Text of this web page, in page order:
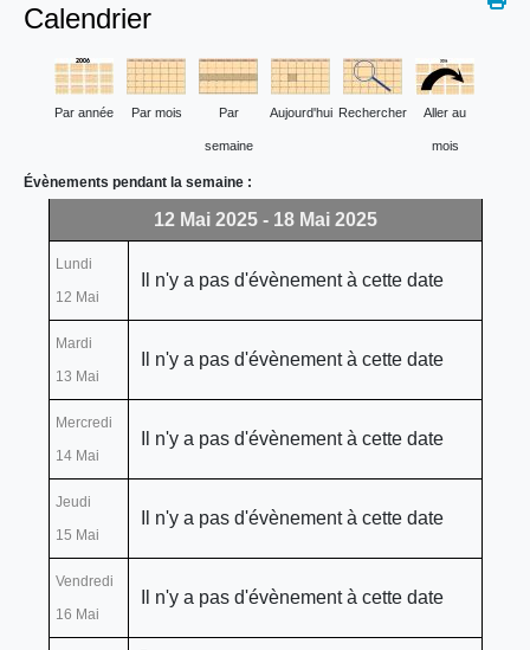
Calendrier
Par année Par mois Par
semaine
Aujourd'hui Rechercher Aller au
mois
Évènements pendant la semaine :
12 Mai 2025 - 18 Mai 2025
Lundi
12 Mai
Il n'y a pas d'évènement à cette date
Mardi
13 Mai
Il n'y a pas d'évènement à cette date
Mercredi
14 Mai
Il n'y a pas d'évènement à cette date
Jeudi
15 Mai
Il n'y a pas d'évènement à cette date
Vendredi
16 Mai
Il n'y a pas d'évènement à cette date